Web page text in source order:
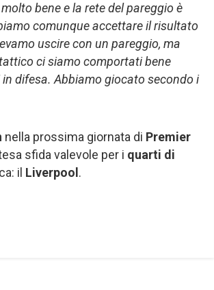
bene e la rete del pareggio è
comunque accettare il risultato
uscire con un pareggio, ma
ci siamo comportati bene
difesa. Abbiamo giocato secondo i
nella prossima giornata di Premier
sfida valevole per i quarti di
il Liverpool.